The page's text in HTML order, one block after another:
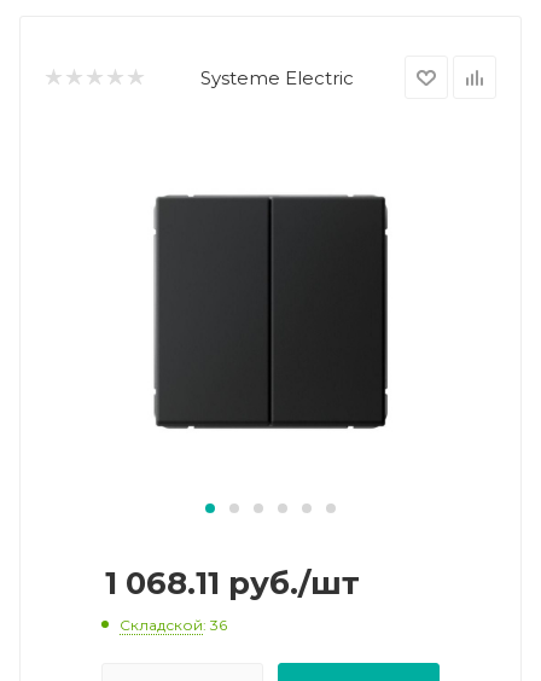
Systeme Electric
1 068.11 руб./шт
Складской: 36